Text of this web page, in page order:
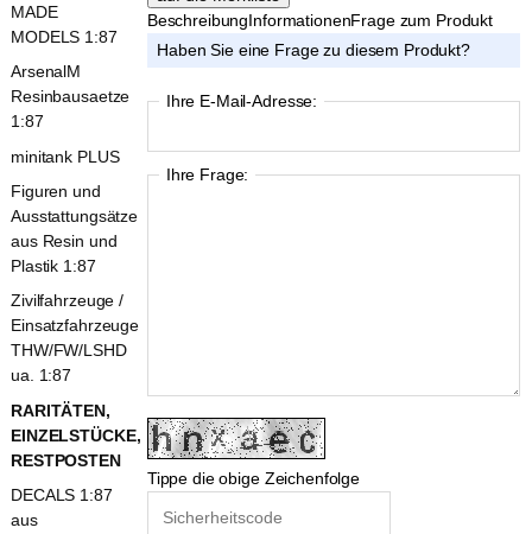
BeschreibungInformationenFrage zum Produkt
Haben Sie eine Frage zu diesem Produkt?
Ihre E-Mail-Adresse:
Ihre Frage:
Tippe die obige Zeichenfolge
MADE
MODELS 1:87
ArsenalM
Resinbausaetze
1:87
minitank PLUS
Figuren und
Ausstattungsätze
aus Resin und
Plastik 1:87
Zivilfahrzeuge /
Einsatzfahrzeuge
THW/FW/LSHD
ua. 1:87
RARITÄTEN,
EINZELSTÜCKE,
RESTPOSTEN
DECALS 1:87
aus